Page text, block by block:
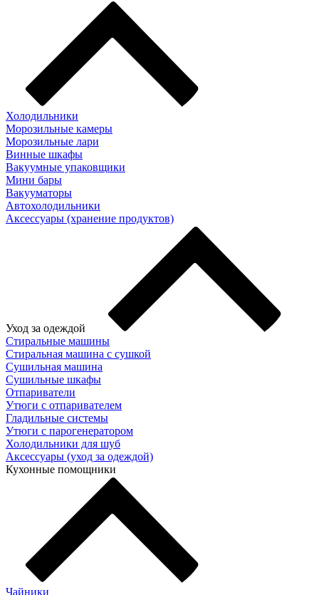
Холодильники
Морозильные камеры
Морозильные лари
Винные шкафы
Вакуумные упаковщики
Мини бары
Вакууматоры
Автохолодильники
Аксессуары (хранение продуктов)
Уход за одеждой
Стиральные машины
Стиральная машина с сушкой
Сушильная машина
Сушильные шкафы
Отпариватели
Утюги с отпаривателем
Гладильные системы
Утюги с парогенератором
Холодильники для шуб
Аксессуары (уход за одеждой)
Кухонные помощники
Чайники